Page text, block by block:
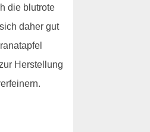
die blutrote
daher gut
Herstellung